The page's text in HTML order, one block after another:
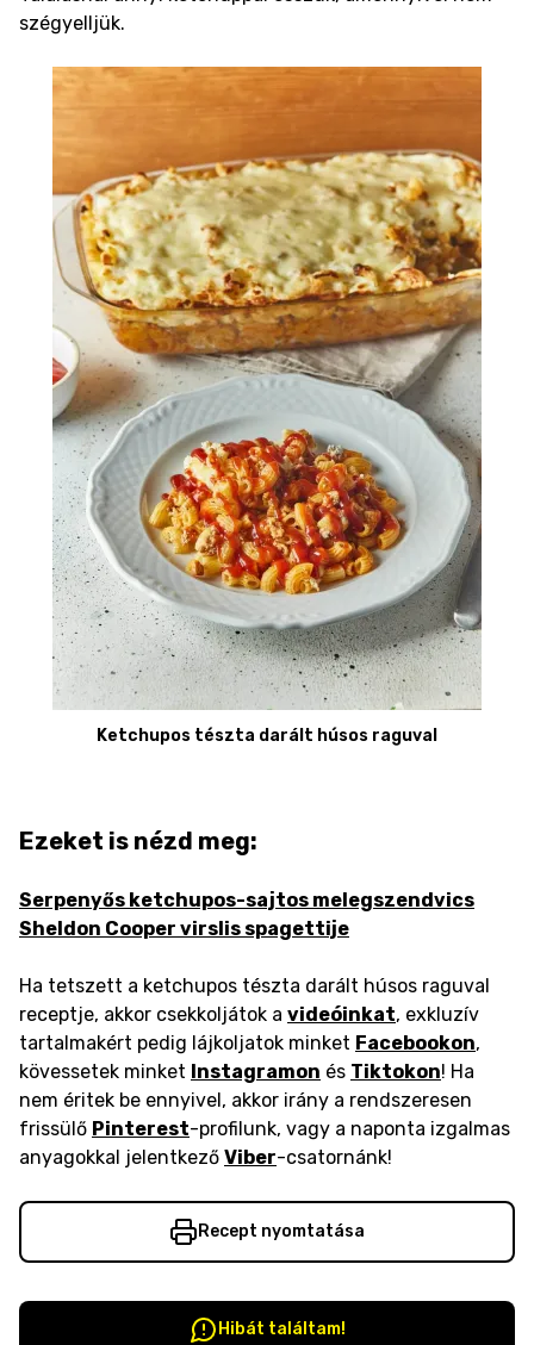
szégyelljük.
Ketchupos tészta darált húsos raguval
Ezeket is nézd meg:
Serpenyős ketchupos-sajtos melegszendvics
Sheldon Cooper virslis spagettije
Ha tetszett a ketchupos tészta darált húsos raguval
receptje, akkor csekkoljátok a videóinkat, exkluzív
tartalmakért pedig lájkoljatok minket Facebookon,
kövessetek minket Instagramon és Tiktokon! Ha
nem éritek be ennyivel, akkor irány a rendszeresen
frissülő Pinterest-profilunk, vagy a naponta izgalmas
anyagokkal jelentkező Viber-csatornánk!
Recept nyomtatása
Hibát találtam!